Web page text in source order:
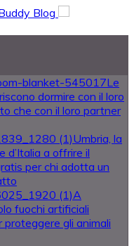
Le
dormire con il loro
che con il loro partner
Umbria, la
d’Italia a offrire il
per chi adotta un
A
fuochi artificiali
proteggere gli animali